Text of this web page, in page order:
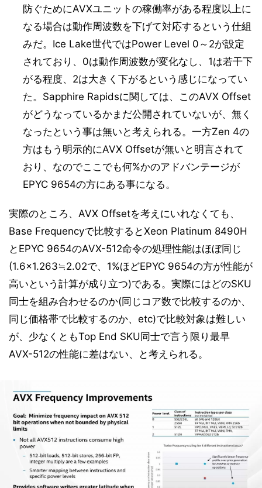
防ぐためにAVXユニットの稼働率がある程度以上に
なる場合は動作周波数を下げて対応するという仕組
みだ。Ice Lake世代ではPower Level 0～2が設定
されており、0は動作周波数が変化なし、1は若干下
がる程度、2は大きく下がるという感じになってい
た。Sapphire Rapidsに関しては、このAVX Offset
がどうなっているかまだ公開されていないが、無く
なったという事は無いと考えられる。一方Zen 4の
方はもう明示的にAVX Offsetが無いと明言されて
おり、なのでここでも何%かのアドバンテージが
EPYC 9654の方にある事になる。
実際のところ、AVX Offsetを考えにいれなくても、
Base Frequencyで比較するとXeon Platinum 8490H
とEPYC 9654のAVX-512命令の処理性能はほぼ同じ
(1.6×1.263≒2.02で、1%ほどEPYC 9654の方が性能が
高いという計算が成り立つ)である。実際にはどのSKU
同士を組み合わせるのか(同じコア数で比較するのか、
同じ価格帯で比較するのか、etc)で比較対象は難しい
が、少なくともTop End SKU同士で言う限り最早
AVX-512の性能に差はない、と考えられる。